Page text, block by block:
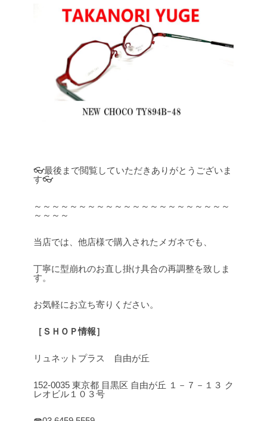
👓最後まで閲覧していただきありがとうございま
す👓
～～～～～～～～～～～～～～～～～～～～～～
～～～～
当店では、他店様で購入されたメガネでも、
丁寧に型崩れのお直し掛け具合の再調整を致しま
す。
お気軽にお立ち寄りください。
［ＳＨＯＰ情報］
リュネットプラス 自由が丘
152-0035 東京都 目黒区 自由が丘 １－７－１３ ク
レオビル１０３号